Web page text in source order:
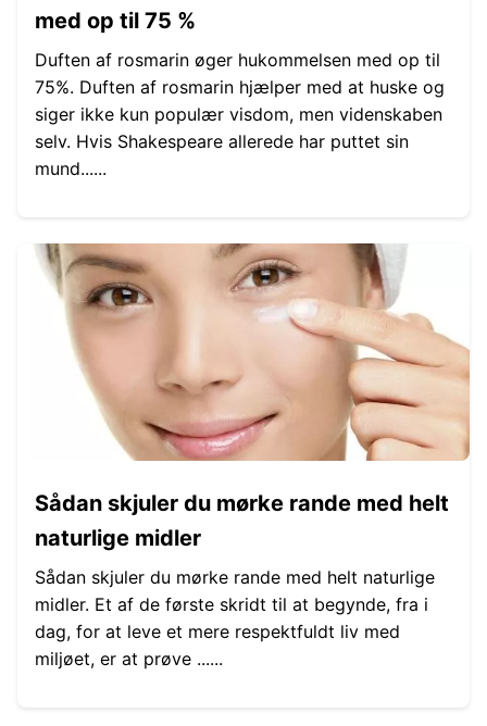
med op til 75 %
Duften af ​​rosmarin øger hukommelsen med op til
75%. Duften af ​​rosmarin hjælper med at huske og
siger ikke kun populær visdom, men videnskaben
selv. Hvis Shakespeare allerede har puttet sin
mund......
Sådan skjuler du mørke rande med helt
naturlige midler
Sådan skjuler du mørke rande med helt naturlige
midler. Et af de første skridt til at begynde, fra i
dag, for at leve et mere respektfuldt liv med
miljøet, er at prøve ......